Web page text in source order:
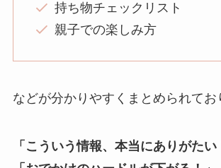
持ち物チェックリスト
親子での楽しみ方
などが分かりやすくまとめられてお
「こういう情報、本当にありがたい